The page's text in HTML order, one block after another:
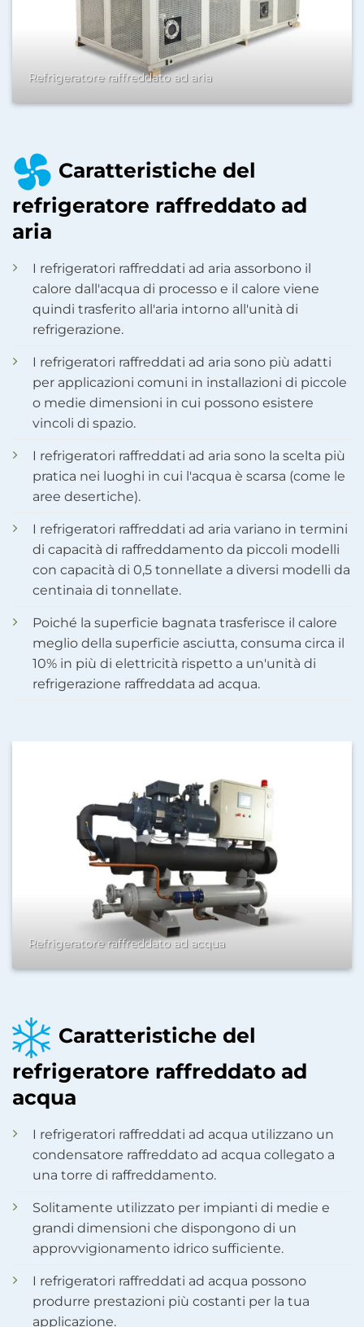
Refrigeratore raffreddato ad aria
Caratteristiche del
refrigeratore raffreddato ad
aria
I refrigeratori raffreddati ad aria assorbono il
calore dall'acqua di processo e il calore viene
quindi trasferito all'aria intorno all'unità di
refrigerazione.
I refrigeratori raffreddati ad aria sono più adatti
per applicazioni comuni in installazioni di piccole
o medie dimensioni in cui possono esistere
vincoli di spazio.
I refrigeratori raffreddati ad aria sono la scelta più
pratica nei luoghi in cui l'acqua è scarsa (come le
aree desertiche).
I refrigeratori raffreddati ad aria variano in termini
di capacità di raffreddamento da piccoli modelli
con capacità di 0,5 tonnellate a diversi modelli da
centinaia di tonnellate.
Poiché la superficie bagnata trasferisce il calore
meglio della superficie asciutta, consuma circa il
10% in più di elettricità rispetto a un'unità di
refrigerazione raffreddata ad acqua.
Caratteristiche del
refrigeratore raffreddato ad
acqua
I refrigeratori raffreddati ad acqua utilizzano un
condensatore raffreddato ad acqua collegato a
una torre di raffreddamento.
Solitamente utilizzato per impianti di medie e
grandi dimensioni che dispongono di un
approvvigionamento idrico sufficiente.
I refrigeratori raffreddati ad acqua possono
produrre prestazioni più costanti per la tua
applicazione.
Refrigeratore raffreddato ad acqua